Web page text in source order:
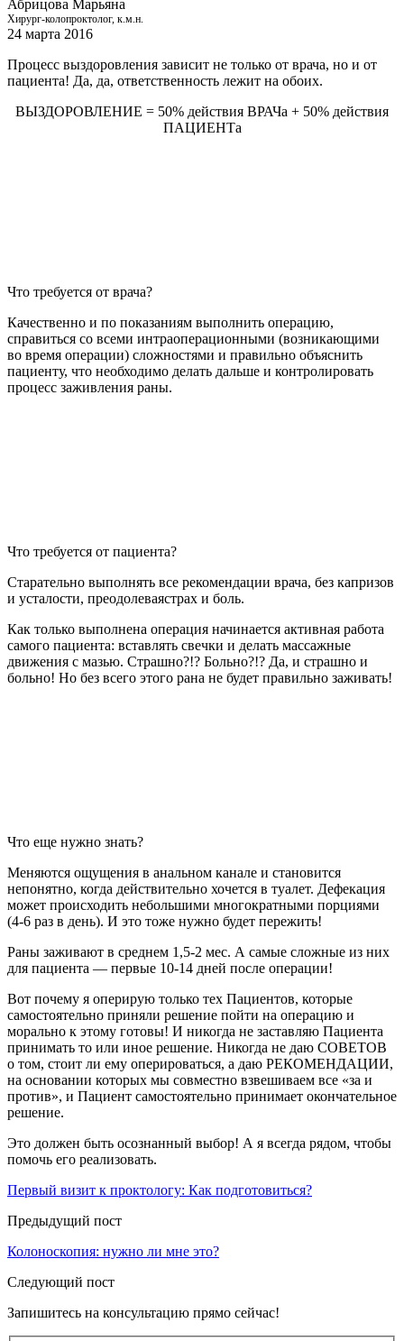
Абрицова Марьяна
Хирург-колопроктолог, к.м.н.
24 марта 2016
Процесс выздоровления зависит не только от врача, но и от
пациента! Да, да, ответственность лежит на обоих.
ВЫЗДОРОВЛЕНИЕ = 50% действия ВРАЧа + 50% действия
ПАЦИЕНТа
Что требуется от врача?
Качественно и по показаниям выполнить операцию,
справиться со всеми интраоперационными (возникающими
во время операции) сложностями и правильно объяснить
пациенту, что необходимо делать дальше и контролировать
процесс заживления раны.
Что требуется от пациента?
Старательно выполнять все рекомендации врача, без капризов
и усталости, преодолеваястрах и боль.
Как только выполнена операция начинается активная работа
самого пациента: вставлять свечки и делать массажные
движения с мазью. Страшно?!? Больно?!? Да, и страшно и
больно! Но без всего этого рана не будет правильно заживать!
Что еще нужно знать?
Меняются ощущения в анальном канале и становится
непонятно, когда действительно хочется в туалет. Дефекация
может происходить небольшими многократными порциями
(4-6 раз в день). И это тоже нужно будет пережить!
Раны заживают в среднем 1,5-2 мес. А самые сложные из них
для пациента — первые 10-14 дней после операции!
Вот почему я оперирую только тех Пациентов, которые
самостоятельно приняли решение пойти на операцию и
морально к этому готовы! И никогда не заставляю Пациента
принимать то или иное решение. Никогда не даю СОВЕТОВ
о том, стоит ли ему оперироваться, а даю РЕКОМЕНДАЦИИ,
на основании которых мы совместно взвешиваем все «за и
против», и Пациент самостоятельно принимает окончательное
решение.
Это должен быть осознанный выбор! А я всегда рядом, чтобы
помочь его реализовать.
Первый визит к проктологу: Как подготовиться?
Предыдущий пост
Колоноскопия: нужно ли мне это?
Следующий пост
Запишитесь на консультацию прямо сейчас!